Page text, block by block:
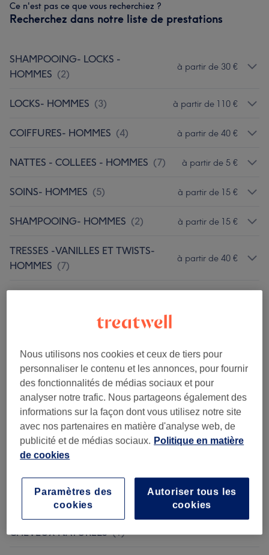
Ce n'est pas ce que vous recherchiez ?
Recherchez dans notre liste de prestations
SHAMPOOING- LOCKS -
HOMMES (2)
à partir de 30 €
LOCKS- HOMMES (3) à partir de 110 €
COIFFURES- HOMMES (4) à partir de 40 €
NATTES - COLLEES - HOMMES (7) à partir de 5 €
SOINS- HOMMES (5) à partir de 15 €
SHAMPOOING- HOMMES (2) à partir de 15 €
TRESSES -VANILLES ET TWISTS-
HOMMES (7)
à partir de 40 €
FEMMES- NATTES- COLLÉES
CHEVEUX NATURELS (sans Mèches)
9)
à partir de 5 €
FEMMES NATTES COLLÉES AVEC
RAJOUTS (10)
à partir de 10 €
CHEVEUX NATURELS
à partir de 45 €
FEMMES TRESSES NORMALES
CHEVEUX NATURELS (1)
Nous utilisons nos cookies et ceux de tiers pour
personnaliser le contenu et les annonces, pour fournir
des fonctionnalités de médias sociaux et pour
analyser notre trafic. Nous partageons également des
informations sur la façon dont vous utilisez notre site
avec nos partenaires en matière d'analyse web, de
publicité et de médias sociaux. Politique en matière
de cookies
Autoriser tous les
cookies
Paramètres des
cookies